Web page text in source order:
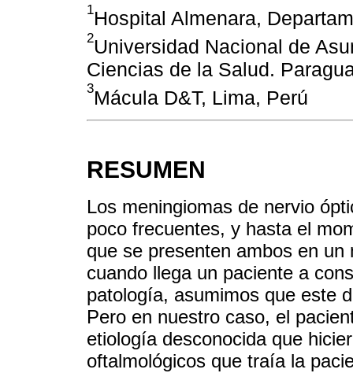
1Hospital Almenara,
2Universidad Nacional de
Ciencias de la Salud.
3Mácula D&T, Lima, Perú
RESUMEN
Los meningiomas de nervio
poco frecuentes, y hasta el
que se presenten ambos en
cuando llega un paciente a
patología, asumimos que este
Pero en nuestro caso, el
etiología desconocida que
oftalmológicos que traía la